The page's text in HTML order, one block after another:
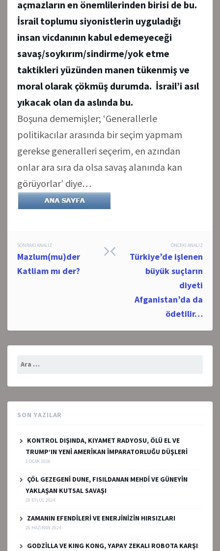
açmazların en önemlilerinden birisi de bu.
İsrail toplumu siyonistlerin uyguladığı
insan vicdanının kabul edemeyeceği
savaş/soykırım/sindirme/yok etme
taktikleri yüzünden manen tükenmiş ve
moral olarak çökmüş durumda. İsrail’i asıl
yıkacak olan da aslında bu.
Boşuna dememişler; ‘Generallerle
politikacılar arasında bir seçim yapmam
gerekse generalleri seçerim, en azından
onlar ara sıra da olsa savaş alanında kan
görüyorlar’ diye…
Post
navigation
ÖNCEKI ANALIZ
Türkiye’de işlenen
büyük suçların
diyeti
Afganistan’da da
ödetilir…
SONRAKI ANALIZ
Mazlum(mu)der
Katliam mı der?
Arama:
SON YAZILAR
KONTROL DIŞINDA, KIYAMET RADYOSU, ÖLÜ EL VE
TRUMP’IN YENİ AMERİKAN İMPARATORLUĞU DÜŞLERİ
1 OCAK 2026
ÇÖL GEZEGENİ DUNE, FISILDANAN MEHDİ VE GÜNEYİN
YAKLAŞAN KUTSAL SAVAŞI
29 EYLÜL 2024
ZAMANIN EFENDİLERİ VE ENERJİNİZİN HIRSIZLARI
26 HAZIRAN 2024
GODZİLLA VE KING KONG, YAPAY ZEKALI ROBOTA KARŞI